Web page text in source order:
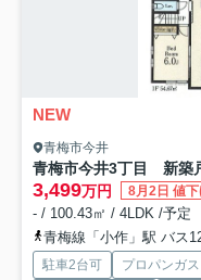
NEW
青梅市今井
青梅市今井3丁目 新築
3,499万円 8月2日 値
- / 100.43㎡ / 4LDK /予定
青梅線「小作」駅 バス
駐車2台可 プロパンガス